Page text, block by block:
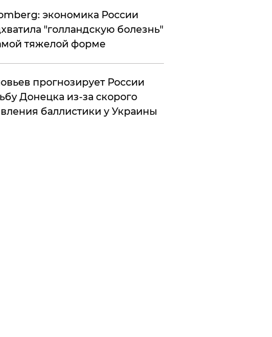
экономика России
"голландскую болезнь"
тяжелой форме
прогнозирует России
Донецка из-за скорого
баллистики у Украины